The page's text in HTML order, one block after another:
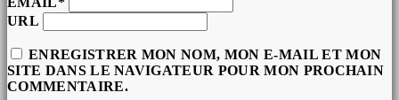
URL
ENREGISTRER MON NOM, MON E-MAIL ET MON
SITE DANS LE NAVIGATEUR POUR MON PROCHAIN
COMMENTAIRE.